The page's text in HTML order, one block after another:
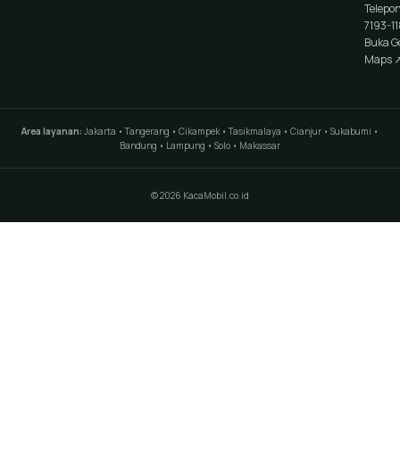
7193-
Buka
Maps
Area layanan: Jakarta • Tangerang • Cikampek • Tasikmalaya • Cianjur • Sukabumi •
Bandung • Lampung • Solo • Makassar
© 2026 KacaMobil.co.id